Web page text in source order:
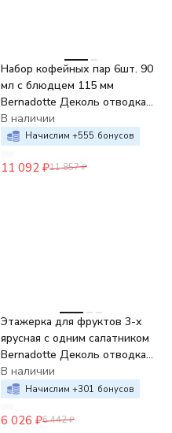
Набор кофейных пар 6шт. 90
мл с блюдцем 115 мм
Bernadotte Деколь отводка
платина
В наличии
Начислим +555 бонусов
11 092 ₽11 857 ₽
Этажерка для фруктов 3-х
ярусная с одним салатником
Bernadotte Деколь отводка
платина
В наличии
Начислим +301 бонусов
6 026 ₽6 442 ₽